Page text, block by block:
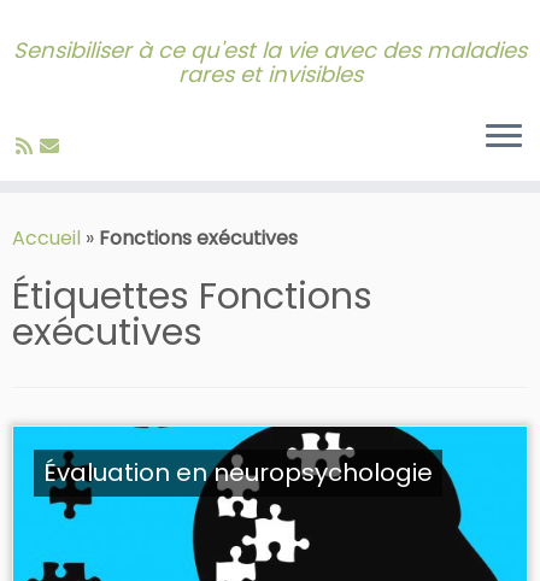
to
Sensibiliser à ce qu'est la vie avec des maladies
rares et invisibles
Accueil » Fonctions exécutives
Étiquettes Fonctions
exécutives
Évaluation en neuropsychologie